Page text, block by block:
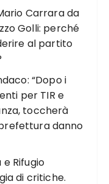
Carrara da
Golli: perché
al partito
“Dopo i
per TIR e
toccherà
danno
e Rifugio
di critiche.